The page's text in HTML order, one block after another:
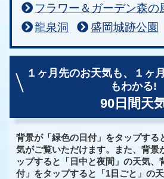
フラワー＆ガーデン森の
龍泉洞
盛岡城跡公園
１ヶ月先のお天気も、
１ヶ
もわかる!
90日間天
背景が「緑色の日付」をタップする
気がご覧いただけます。また、背景
ップすると「日中と夜間」の天気、
付」をタップすると「1日ごと」の